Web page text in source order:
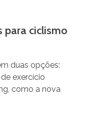
para ciclismo
duas opções:
exercício
como a nova